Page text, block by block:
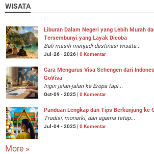
WISATA
Liburan Dalam Negeri yang Lebih Murah
Tersembunyi yang Layak Dicoba
Bali masih menjadi destinasi wisata...
Jul-26 - 2026 | 0 Komentar
Cara Mengurus Visa Schengen dari
GoVisa
Ingin jalan-jalan ke Eropa tapi...
Oct-09 - 2025 | 0 Komentar
Panduan Lengkap dan Tips Berkunjung ke
Tradisi, monarki, dan agama tetap...
Jul-04 - 2025 | 0 Komentar
More »